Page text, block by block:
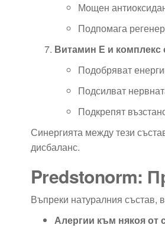
Мощен
Подпомага
Витамин Е и комплекс
Подобряват
Подсилват
Подкрепят
Синергията между тези
дисбаланс.
Predstonorm:
Въпреки натуралния състав,
Алергии към някоя от